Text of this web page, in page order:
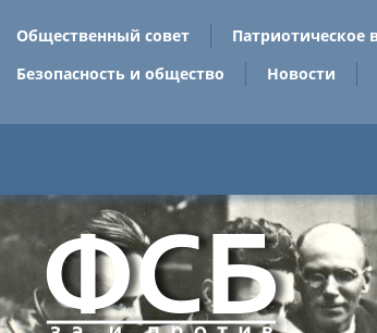
Общественный совет Патриотическое
Безопасность и общество
Новости